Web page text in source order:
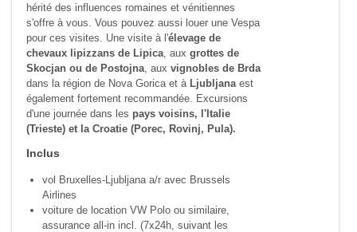
hérité des influences romaines et vénitiennes
s'offre à vous. Vous pouvez aussi louer une Vespa
pour ces visites. Une visite à l'élevage de
chevaux lipizzans de Lipica, auxgrottes de
Skocjan ou de Postojna, auxvignobles de Brda
dans la région de Nova Gorica et à Ljubljanaest
également fortement recommandée. Excursions
d'une journée dans les pays voisins, l'Italie
(Trieste) et la Croatie (Porec, Rovinj, Pula).
Inclus
vol Bruxelles-Ljubljana a/r avec Brussels
Airlines
voiture de location VW Polo ou similaire,
assurance all-in incl. (7x24h, suivant les